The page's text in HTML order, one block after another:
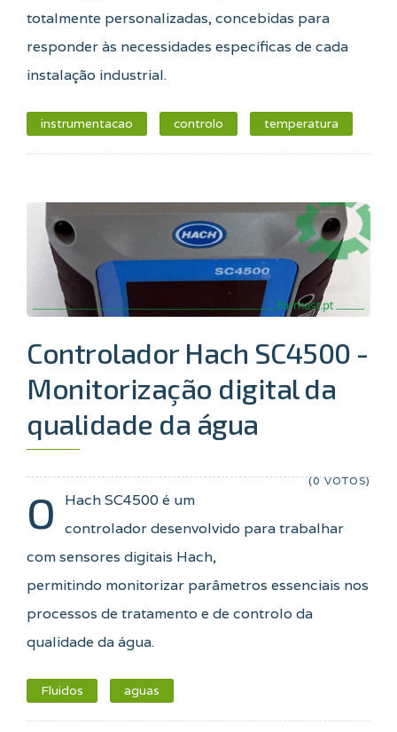
totalmente personalizadas, concebidas para
responder às necessidades específicas de cada
instalação industrial.
instrumentacao controlo temperatura
Controlador Hach SC4500 -
Monitorização digital da
qualidade da água
(0 VOTOS)
O
Hach SC4500 é um
controlador desenvolvido para trabalhar
com sensores digitais Hach,
permitindo monitorizar parâmetros essenciais nos
processos de tratamento e de controlo da
qualidade da água.
Fluidos aguas